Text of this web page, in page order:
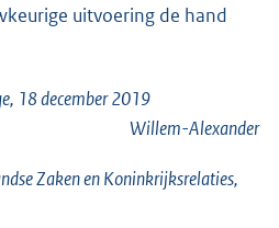
uitvoering de hand
18 december 2019
Willem-Alexander
Zaken en Koninkrijksrelaties,